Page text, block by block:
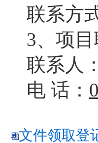
联系方
3、项
联系人：
电 话：
文件领取登